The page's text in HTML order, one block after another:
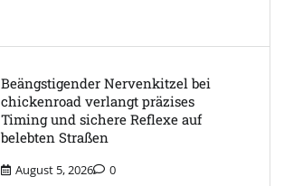
Beängstigender Nervenkitzel bei
chickenroad verlangt präzises
Timing und sichere Reflexe auf
belebten Straßen
August 5, 2026 0